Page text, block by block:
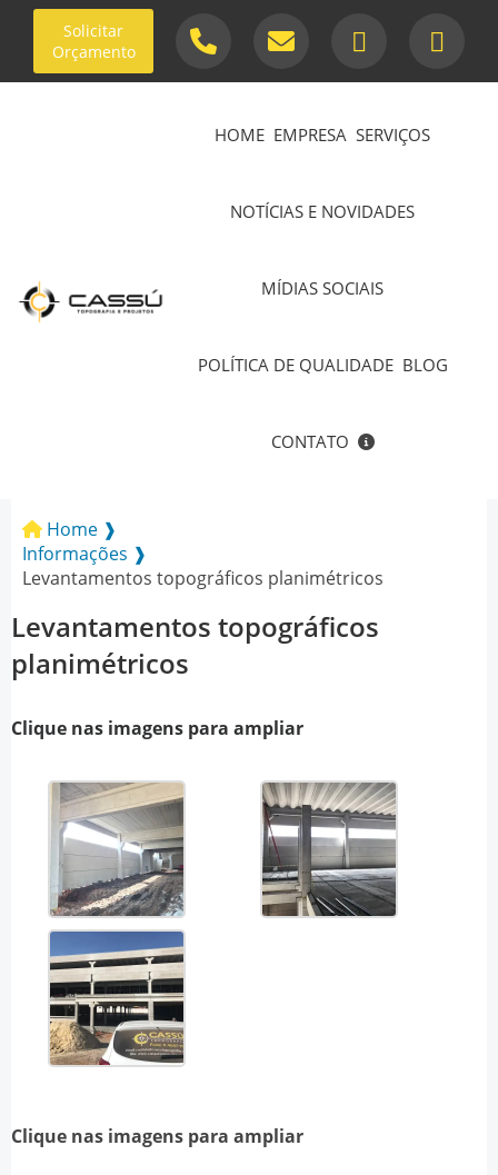
Solicitar
Orçamento
HOME EMPRESA SERVIÇOS
NOTÍCIAS E NOVIDADES
MÍDIAS SOCIAIS
POLÍTICA DE QUALIDADE BLOG
CONTATO
Home ❱
Informações ❱
Levantamentos topográficos planimétricos
Levantamentos topográficos
planimétricos
Clique nas imagens para ampliar
Clique nas imagens para ampliar